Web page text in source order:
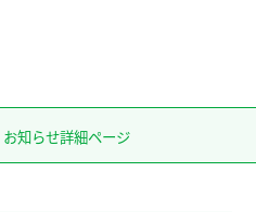
お知らせ詳細ページ